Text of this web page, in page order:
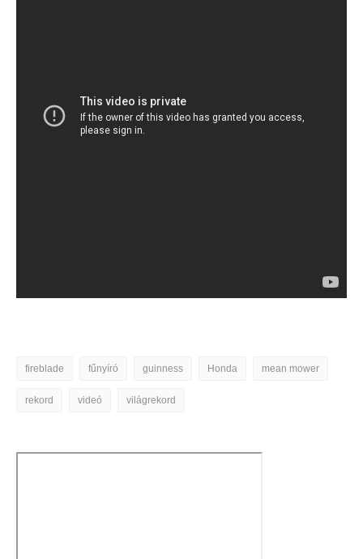
fireblade fűnyíró guinness Honda mean mower
rekord videó világrekord